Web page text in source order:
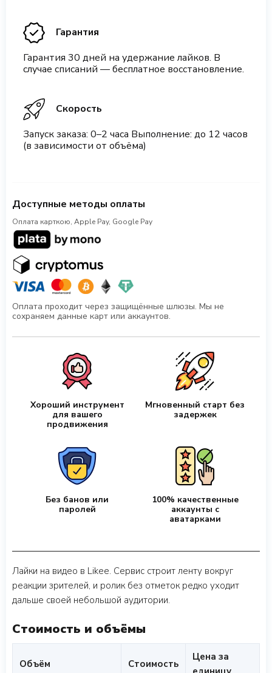
Гарантия
Гарантия 30 дней на удержание лайков. В
случае списаний — бесплатное восстановление.
Скорость
Запуск заказа: 0–2 часа Выполнение: до 12 часов
(в зависимости от объёма)
Доступные методы оплаты
Оплата карткою, Apple Pay, Google Pay
Оплата проходит через защищённые шлюзы. Мы не
сохраняем данные карт или аккаунтов.
Хороший инструмент
для вашего
продвижения
Мгновенный старт без
задержек
Без банов или
паролей
100% качественные
аккаунты с
аватарками
Лайки на видео в Likee. Сервис строит ленту вокруг
реакции зрителей, и ролик без отметок редко уходит
дальше своей небольшой аудитории.
Стоимость и объёмы
Объём Стоимость
Цена за